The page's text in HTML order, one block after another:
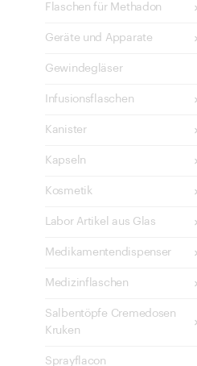
Flaschen für Methadon
Geräte und Apparate
Gewindegläser
Infusionsflaschen
Kanister
Kapseln
Kosmetik
Labor Artikel aus Glas
Medikamentendispenser
Medizinflaschen
Salbentöpfe Cremedosen
Kruken
Sprayflacon